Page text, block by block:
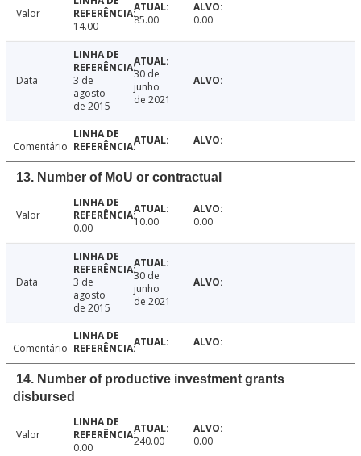
Valor
14.00
85.00 0.00
Data
3 de
agosto
de 2015
30 de
junho
de 2021
Comentário
13. Number of MoU or contractual
Valor
0.00
10.00 0.00
Data
3 de
agosto
de 2015
30 de
junho
de 2021
Comentário
14. Number of productive investment grants
disbursed
Valor
0.00
240.00 0.00